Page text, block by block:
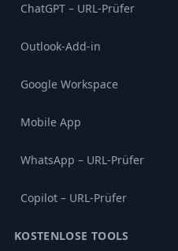
ChatGPT – URL-Prüfer
Outlook-Add-in
Google Workspace
Mobile App
WhatsApp – URL-Prüfer
Copilot – URL-Prüfer
KOSTENLOSE TOOLS